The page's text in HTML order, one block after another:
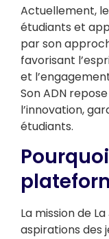
Actuellement,
étudiants et
par son
favorisant
et
Son ADN
l’innovation,
étudiants.
La mission de
aspirations des